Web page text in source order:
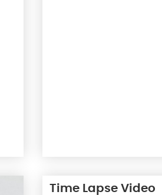
Time Lapse Video